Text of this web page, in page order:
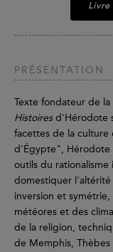
Livre
PRÉSENTATION
Texte fondateur de
Histoiresd'Hérodote
facettes de la
d'Égypte", Hérodote
outils du
domestiquer l'altérité
inversion et
météores et des
de la religion,
de Memphis,